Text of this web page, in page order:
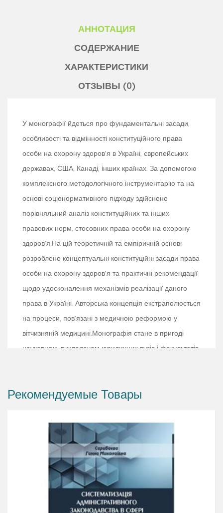
АННОТАЦИЯ
СОДЕРЖАНИЕ
ХАРАКТЕРИСТИКИ
ОТЗЫВЫ (0)
У монографії йдеться про фундаментальні засади,
особливості та відмінності конституційного права
особи на охорону здоров’я в Україні, європейських
державах, США, Канаді, інших країнах. За допомогою
комплексного методологічного інструментарію та на
основі соціонормативного підходу здійснено
порівняльний аналіз конституційних та інших
правових норм, стосовних права особи на охорону
здоров’я.На цій теоретичній та емпіричній основі
розроблено концептуальні конституційні засади права
особи на охорону здоров’я та практичні рекомендації
щодо удосконалення механізмів реалізації даного
права в Україні. Авторська концепція екстраполюється
на процеси, пов’язані з медичною реформою у
вітчизняній медицині.Монографія стане в пригоді
науковцям, викладачам юридичних вузів і факультетів,
Рекомендуемые Товары